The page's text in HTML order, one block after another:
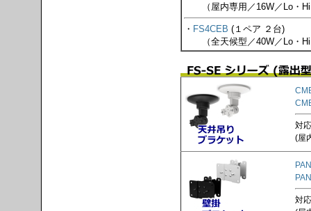
（屋内専用／16W／Lo・
・ FS4CEB (１ペア ２台)
（全天候型／40W／Lo・
対
(屋
対